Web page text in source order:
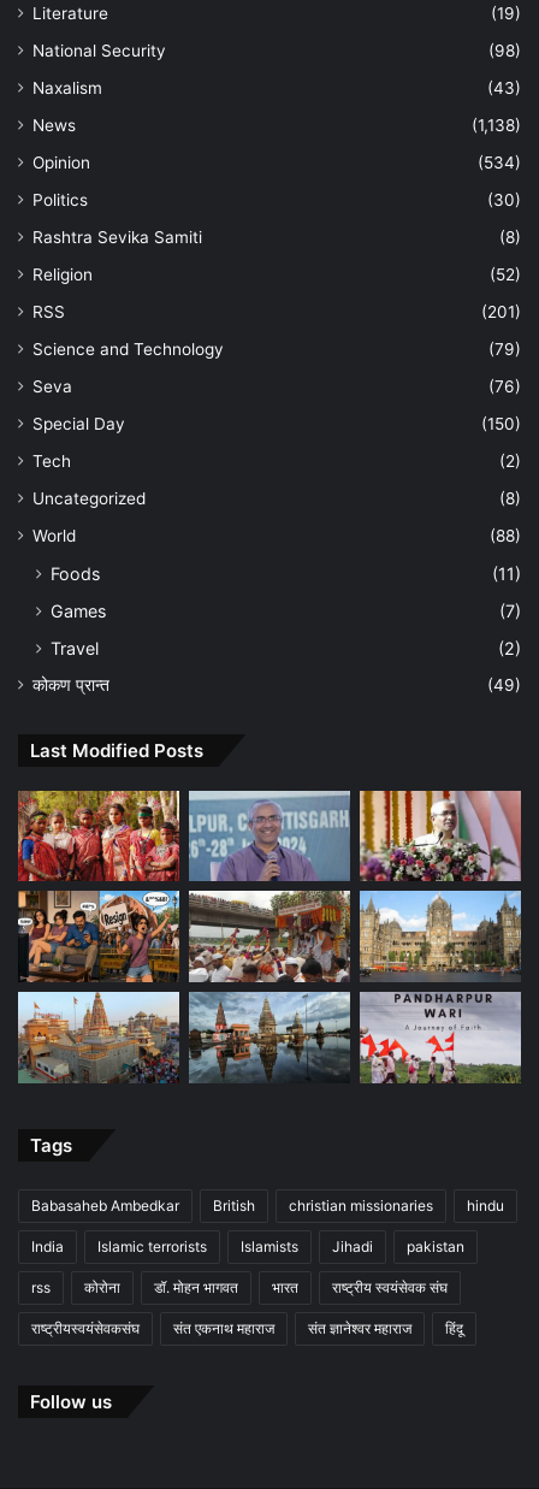
Literature
(19)
National Security
(98)
Naxalism
(43)
News
(1,138)
Opinion
(534)
Politics
(30)
Rashtra Sevika Samiti
(8)
Religion
(52)
RSS
(201)
Science and Technology
(79)
Seva
(76)
Special Day
(150)
Tech
(2)
Uncategorized
(8)
World
(88)
Foods
(11)
Games
(7)
Travel
(2)
कोकण प्रान्त (49)
Last Modified Posts
Tags
Babasaheb Ambedkar British christian missionaries hindu
India Islamic terrorists Islamists Jihadi pakistan
rss कोरोना डॉ. मोहन भागवत भारत राष्ट्रीय स्वयंसेवक संघ
राष्ट्रीयस्वयंसेवकसंघ संत एकनाथ महाराज संत ज्ञानेश्वर महाराज हिंदू
Follow us